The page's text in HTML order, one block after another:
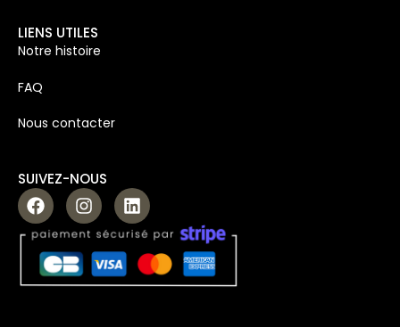
LIENS UTILES
Notre histoire
FAQ
Nous contacter
SUIVEZ-NOUS